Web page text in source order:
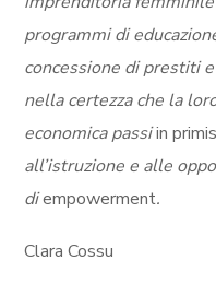
programmi di
concessione di prestiti
nella certezza che la
economica passiin primis
all’istruzione e alle
diempowerment.
Clara Cossu